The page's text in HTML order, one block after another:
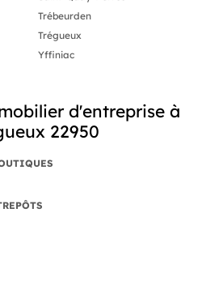
Trébeurden
Trégueux
Yffiniac
d'entreprise à
22950